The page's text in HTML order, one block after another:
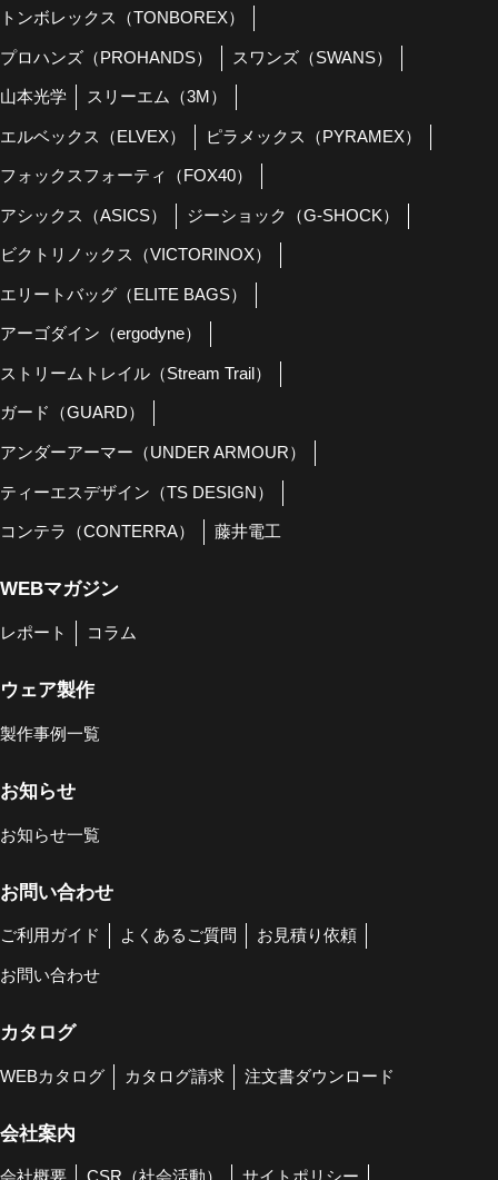
トンボレックス（TONBOREX）
プロハンズ（PROHANDS） スワンズ（SWANS）
山本光学 スリーエム（3M）
エルベックス（ELVEX） ピラメックス（PYRAMEX）
フォックスフォーティ（FOX40）
アシックス（ASICS） ジーショック（G-SHOCK）
ビクトリノックス（VICTORINOX）
エリートバッグ（ELITE BAGS）
アーゴダイン（ergodyne）
ストリームトレイル（Stream Trail）
ガード（GUARD）
アンダーアーマー（UNDER ARMOUR）
ティーエスデザイン（TS DESIGN）
コンテラ（CONTERRA） 藤井電工
WEBマガジン
レポート コラム
ウェア製作
製作事例一覧
お知らせ
お知らせ一覧
お問い合わせ
ご利用ガイド よくあるご質問 お見積り依頼
お問い合わせ
カタログ
WEBカタログ カタログ請求 注文書ダウンロード
会社案内